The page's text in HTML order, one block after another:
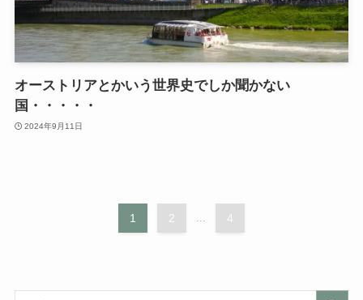
オーストリアとかいう世界史でしか聞かない
国・・・・・
2024年9月11日
1 2 ... 4